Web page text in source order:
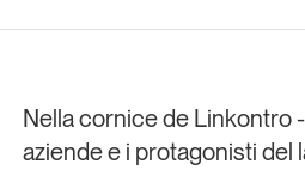
Nella cornice deLinkontro-
aziende e i protagonisti del